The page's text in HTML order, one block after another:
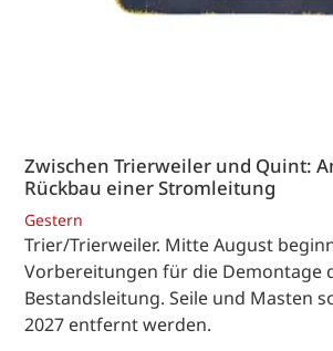
Zwischen Trierweiler und Quint:
Rückbau einer Stromleitung
Gestern
Trier/Trierweiler. Mitte August
Vorbereitungen für die Demontage
Bestandsleitung. Seile und Masten
2027 entfernt werden.